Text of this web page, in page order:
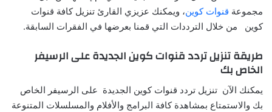
مجموعة قنوات كوين، ويمكنك عزيزي القارئ تنزيل كافة قنوات
كوين من خلال الترددات التي قمنا بعرضها في الفقرات السابقة.
طريقة تنزيل تردد قنوات كوين الجديدة على الرسيفر
الخاص بك
يمكنك الآن تنزيل تردد قنوات كوين الجديدة على الرسيفر الخاص
بك والاستمتاع بمشاهدة كافة البرامج والأفلام والمسلسلات المتنوعة